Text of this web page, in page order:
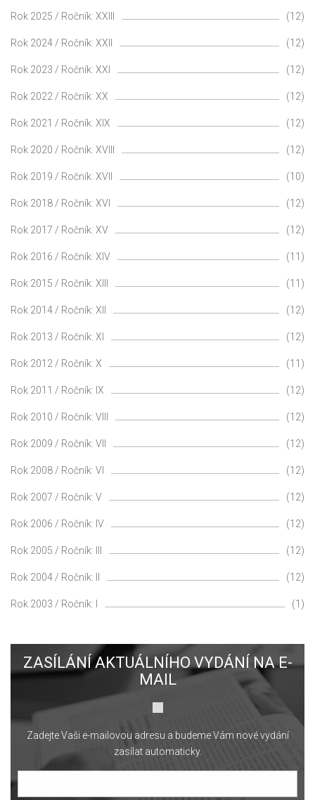
Rok 2025 / Ročník: XXIII (12)
Rok 2024 / Ročník: XXII (12)
Rok 2023 / Ročník: XXI (12)
Rok 2022 / Ročník: XX (12)
Rok 2021 / Ročník: XIX (12)
Rok 2020 / Ročník: XVIII (12)
Rok 2019 / Ročník: XVII (10)
Rok 2018 / Ročník: XVI (12)
Rok 2017 / Ročník: XV (12)
Rok 2016 / Ročník: XIV (11)
Rok 2015 / Ročník: XIII (11)
Rok 2014 / Ročník: XII (12)
Rok 2013 / Ročník: XI (12)
Rok 2012 / Ročník: X (11)
Rok 2011 / Ročník: IX (12)
Rok 2010 / Ročník: VIII (12)
Rok 2009 / Ročník: VII (12)
Rok 2008 / Ročník: VI (12)
Rok 2007 / Ročník: V (12)
Rok 2006 / Ročník: IV (12)
Rok 2005 / Ročník: III (12)
Rok 2004 / Ročník: II (12)
Rok 2003 / Ročník: I (1)
ZASÍLÁNÍ AKTUÁLNÍHO VYDÁNÍ NA E-
MAIL
Zadejte Vaši e-mailovou adresu a budeme Vám nové vydání
zasílat automaticky.